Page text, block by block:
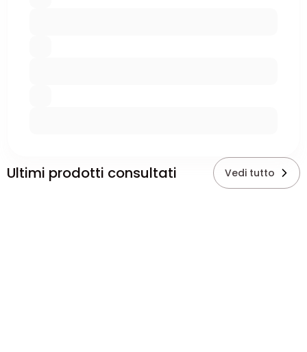
Ultimi prodotti consultati Vedi tutto